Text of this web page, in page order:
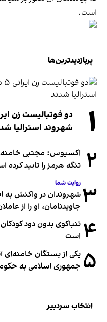
است.
پربازدیدترین‌ها
۱
شهروند استرالیا
۲ اکسیوس: مجتبی
تنگه هرمز را تایید کرده
۳ روایت شما
شهروندان در واکنش به
جاویدنامان، او را از
۴ تنباکوی بدون دود کودکان
است
۵ یکی از بستگان خامنه‌ای
جمهوری اسلامی به
انتخاب سردبیر